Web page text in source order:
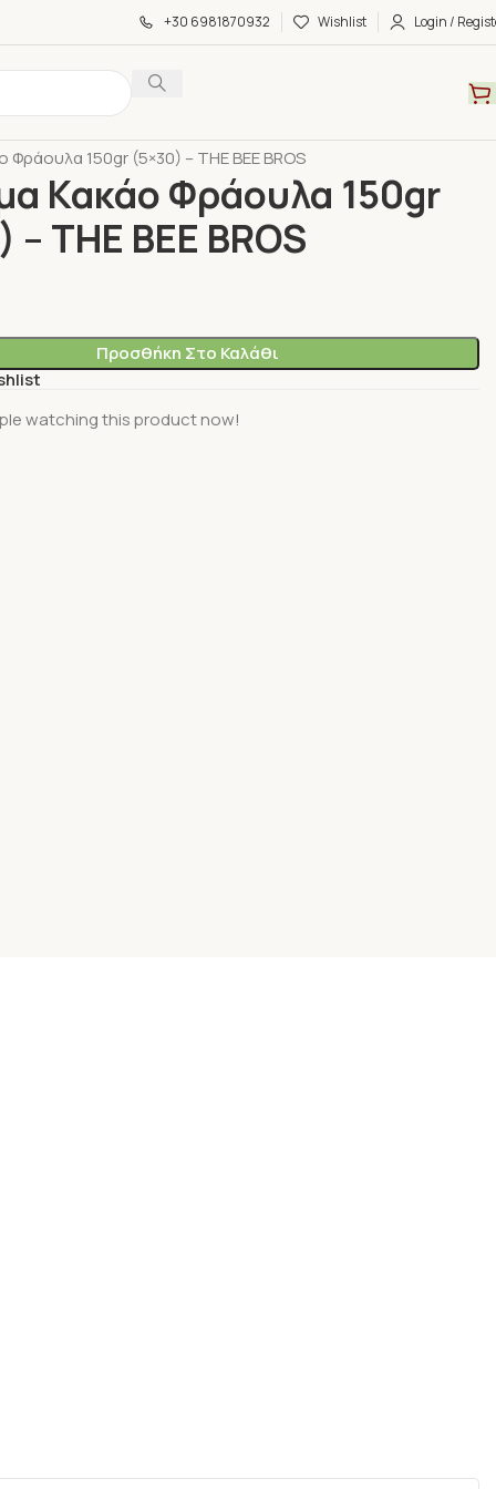
+30 6981870932 Wishlist Login /
150gr (5×30) – THE BEE BROS
Κακάο Φράουλα 150gr
– THE BEE BROS
Προσθήκη Στο Καλάθι
watching this product now!